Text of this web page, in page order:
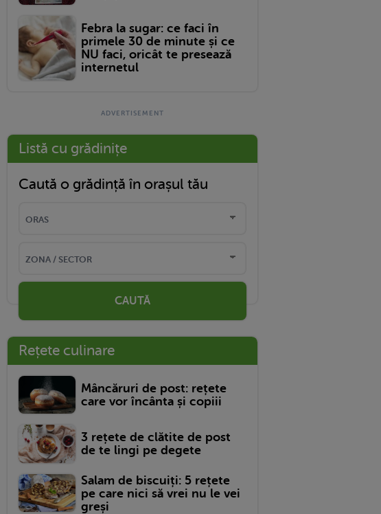
Febra la sugar: ce faci în
primele 30 de minute și ce
NU faci, oricât te presează
internetul
Listă cu grădinițe
Caută o grădință în orașul tău
CAUTĂ
Rețete culinare
Mâncăruri de post: rețete
care vor încânta și copiii
3 rețete de clătite de post
de te lingi pe degete
Salam de biscuiți: 5 rețete
pe care nici să vrei nu le vei
greși